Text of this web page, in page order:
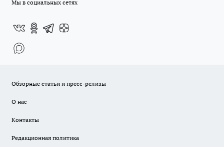
Мы в социальных сетях
Обзорные статьи и пресс-релизы
О нас
Контакты
Редакционная политика